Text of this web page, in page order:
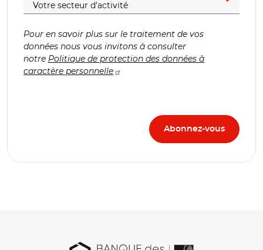
Pour en savoir plus sur le traitement de vos
données nous vous invitons à consulter
notre Politique de protection des données à
caractère personnelle